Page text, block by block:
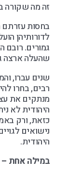
זה מה שקורה
בחסות
לדורותיהן
גמורים.
שהעלה ארצה
שנים עברו,
רבים, בחרו
מנתקים את
היהודית לא
כזאת, ורק
נישואים
היהודית.
במילה אחת –